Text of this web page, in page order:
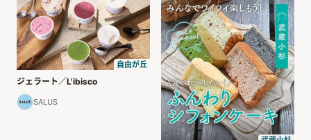
自由が丘
ジェラート／L'ibisco
SALUS